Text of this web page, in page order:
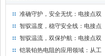
准确守护，安全无忧：电接点双
金属温度计——测温新选择
智驭温度，稳守安全线：电接点
双金属温度计的创新守护
智驭温流，双保护航：电接点双
金属温度计在工业领域的革新应
铠装铂热电阻的应用领域：从工